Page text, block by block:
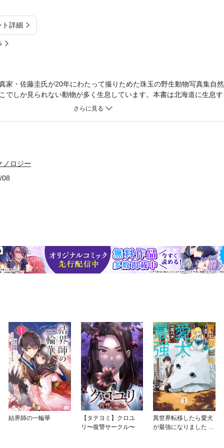
ト詳細
家・佐藤圭氏が20年にわたって撮りためた珠玉の野生動物写真集自
でしか見られない動物が多く生息しています。本書は北海道に生息
”リアルな日常を切り取った写真集です。
ノロジー
08
結界師の一輪華
【タテヨミ】クロユ
リ〜復讐サークル〜
異世界転移したら愛犬
が最強になりました ～